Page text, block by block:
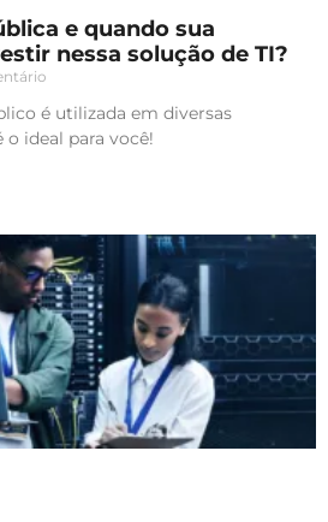
e quando sua
nessa solução de TI?
é utilizada em diversas
o ideal para você!